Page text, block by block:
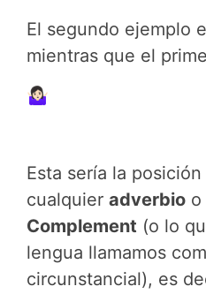
El segundo ejemplo
mientras que el
🤷🏻‍♀️
Esta sería la posición
cualquier adverbio o
Complement (o lo
lengua llamamos
circunstancial), es